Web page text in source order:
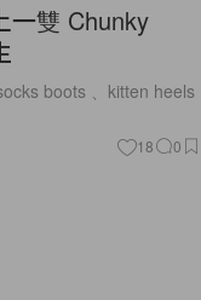
一雙 Chunky
boots 、kitten heels
18 0